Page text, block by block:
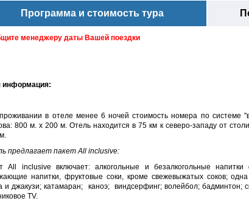
Программа и стоимость тура
менеджеру даты Вашей поездки
информация:
в отеле менее 6 ночей стоимость номера по системе
800 м. х 200 м. Отель находится в 75 км к северо-западу от
предлагает пакет All inclusive:
All inclusive включает: алкогольные и безалкогольные
напитки, фруктовые соки, кроме свежевыжатых соков;
и джакузи; катамаран; каноэ; виндсерфинг; волейбол; бадминтон;
TV.